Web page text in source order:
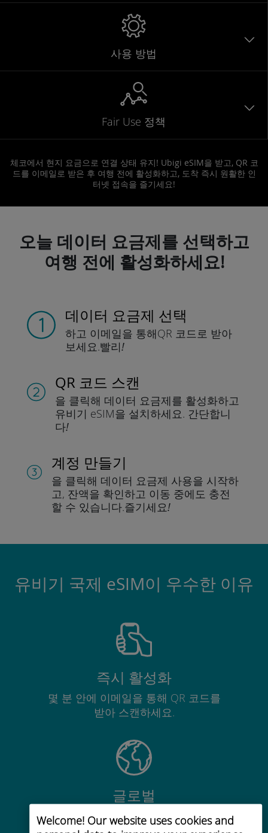
Welcome! Our website uses cookies and
사용 방법
Fair Use 정책
체코에서 현지 요금으로 연결 상태 유지! Ubigi eSIM을 받고, QR 코
드를 이메일로 받은 후 여행 전에 활성화하고, 도착 즉시 원활한 인
터넷 접속을 즐기세요!
오늘 데이터 요금제를 선택하고
여행 전에 활성화하세요!
데이터 요금제 선택
하고 이메일을 통해QR 코드로 받아
보세요.빨리!
QR 코드 스캔
을 클릭해 데이터 요금제를 활성화하고
유비기 eSIM을 설치하세요. 간단합니
다!
계정 만들기
을 클릭해 데이터 요금제 사용을 시작하
고, 잔액을 확인하고 이동 중에도 충전
할 수 있습니다.즐기세요!
유비기 국제 eSIM이 우수한 이유
즉시 활성화
몇 분 안에 이메일을 통해 QR 코드를
받아 스캔하세요.
글로벌
200개 이상의 목적지에서 전 세계 고
품질 셀룰러 연결 제공